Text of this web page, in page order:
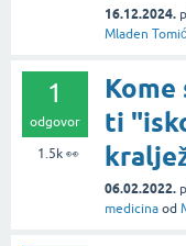
16.12.2024.
Mladen Tomić
1
odgovor
1.5k👀
ti
06.02.2022.
medicina od